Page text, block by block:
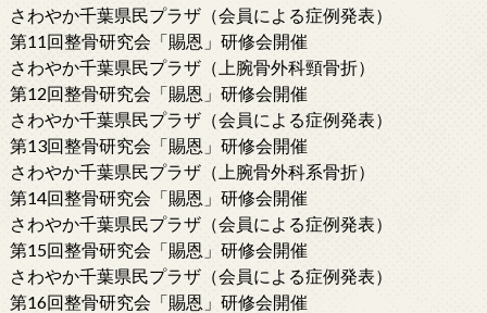
さわやか千葉県民プラザ（会員による症例発表）
第11回整骨研究会「賜恩」研修会開催
さわやか千葉県民プラザ（上腕骨外科頸骨折）
第12回整骨研究会「賜恩」研修会開催
さわやか千葉県民プラザ（会員による症例発表）
第13回整骨研究会「賜恩」研修会開催
さわやか千葉県民プラザ（上腕骨外科系骨折）
第14回整骨研究会「賜恩」研修会開催
さわやか千葉県民プラザ（会員による症例発表）
第15回整骨研究会「賜恩」研修会開催
さわやか千葉県民プラザ（会員による症例発表）
第16回整骨研究会「賜恩」研修会開催